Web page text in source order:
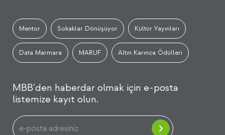
Mentor Sokaklar Dönüşüyor Kültür Yayınları
Data Marmara MARUF Altın Karınca Ödülleri
MBB'den haberdar olmak için e-posta
listemize kayıt olun.